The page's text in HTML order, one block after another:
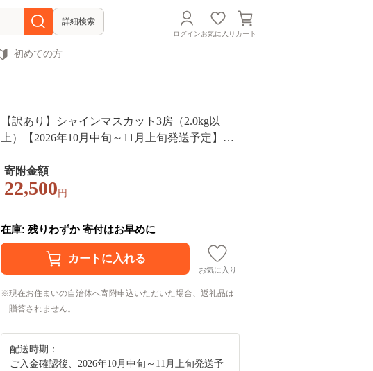
詳細検索
ログインお気に入り カート
初めての方
【訳あり】シャインマスカット3房（2.0kg以
上）【2026年10月中旬～11月上旬発送予定】
寄附金額
22,500 円
在庫: 残りわずか 寄付はお早めに
お気に入り
現在お住まいの自治体へ寄附申込いただいた場合、返礼品は
贈答されません。
配送時期：
ご入金確認後、2026年10月中旬～11月上旬発送予